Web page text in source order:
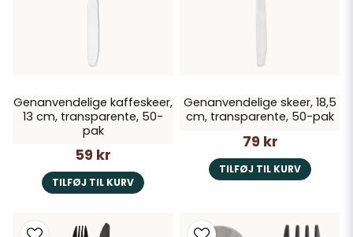
Genanvendelige kaffeskeer,
13 cm, transparente, 50-
pak
59 kr
TILFØJ TIL KURV
Genanvendelige skeer, 18,5
cm, transparente, 50-pak
79 kr
TILFØJ TIL KURV